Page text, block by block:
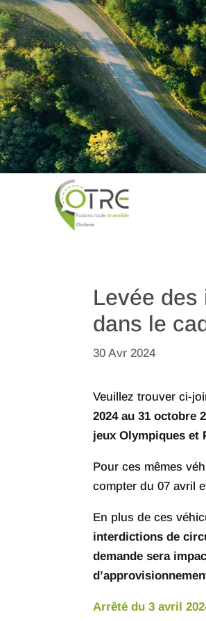
Levée
dans le
30 Avr 2024
Veuillez trouver ci-
2024 au 31 octobre
jeux Olympiques et
Pour ces mêmes
compter du 07 avril
En plus de ces
interdictions de
demande sera
Arrêté du 3 avril